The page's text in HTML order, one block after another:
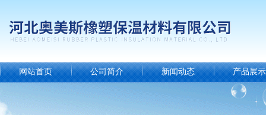
网站首页 公司简介 新闻动态 产品展示